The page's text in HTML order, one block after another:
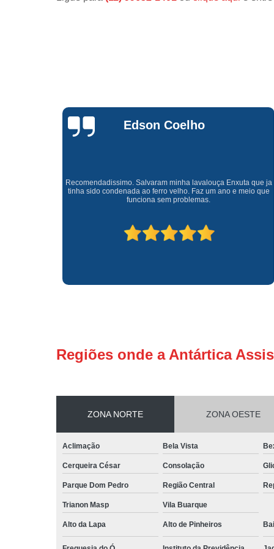
Waldirene
Monteiro
Uma empresa á 41 anos no mercado que sempre valoriza o
cliente ótimo atendimento com garantia de todos o serviços.
Regiões onde a Antártica
ZONA NORTE ZONA OESTE
Aclimação Bela Vista
Cerqueira César Consolação
Parque Dom Pedro Região Central
Trianon Masp Vila Buarque
Alto da Lapa Alto de Pinheiros